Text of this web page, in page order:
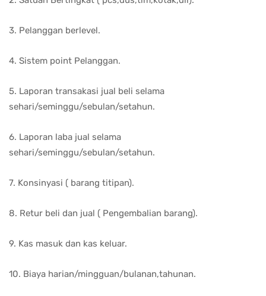
3. Pelanggan berlevel.
4. Sistem point Pelanggan.
5. Laporan transakasi jual beli selama
sehari/seminggu/sebulan/setahun.
6. Laporan laba jual selama
sehari/seminggu/sebulan/setahun.
7. Konsinyasi ( barang titipan).
8. Retur beli dan jual ( Pengembalian barang).
9. Kas masuk dan kas keluar.
10. Biaya harian/mingguan/bulanan,tahunan.